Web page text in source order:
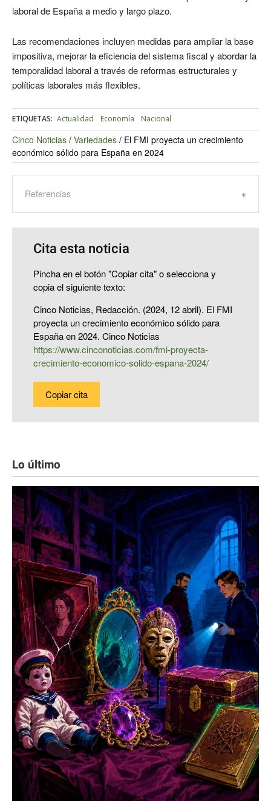
laboral de España a medio y largo plazo.
Las recomendaciones incluyen medidas para ampliar la base
impositiva, mejorar la eficiencia del sistema fiscal y abordar la
temporalidad laboral a través de reformas estructurales y
políticas laborales más flexibles.
ETIQUETAS: Actualidad Economía Nacional
Cinco Noticias / Variedades / El FMI proyecta un crecimiento
económico sólido para España en 2024
Referencias
Cita esta noticia
Pincha en el botón "Copiar cita" o selecciona y
copia el siguiente texto:
Cinco Noticias, Redacción. (2024, 12 abril). El FMI
proyecta un crecimiento económico sólido para
España en 2024. Cinco Noticias
https://www.cinconoticias.com/fmi-proyecta-
crecimiento-economico-solido-espana-2024/
Copiar cita
Lo último